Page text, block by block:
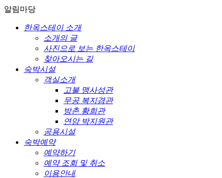
알림마당
한옥스테이 소개
소개의 글
사진으로 보는 한옥스테이
찾아오시는 길
숙박시설
객실소개
고불 맹사성관
무공 복지겸관
방촌 황희관
연암 박지원관
공용시설
숙박예약
예약하기
예약 조회 및 취소
이용안내